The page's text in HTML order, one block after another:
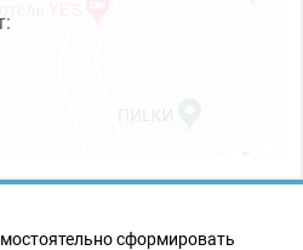
сформировать